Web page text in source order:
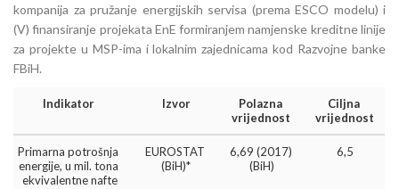
kompanija za pružanje energijskih servisa (prema ESCO modelu) i
(V) finansiranje projekata EnE formiranjem namjenske kreditne linije
za projekte u MSP-ima i lokalnim zajednicama kod Razvojne banke
FBiH.
Indikator Izvor
Polazna
vrijednost
Ciljna
vrijednost
Primarna potrošnja
energije, u mil. tona
ekvivalentne nafte
EUROSTAT
(BiH)*
6,69 (2017)
(BiH)
6,5